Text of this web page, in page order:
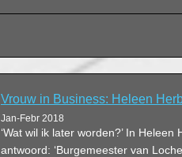
Vrouw in Business: Heleen
Jan-Febr 2018
‘Wat wil ik later worden?’ In
antwoord: ‘Burgemeester van